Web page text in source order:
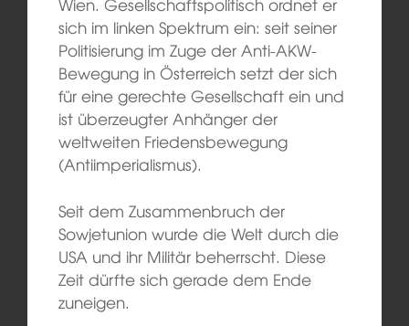
sich im linken Spektrum ein: seit seiner
Politisierung im Zuge der Anti-AKW-
Bewegung in Österreich setzt der sich
für eine gerechte Gesellschaft ein und
ist überzeugter Anhänger der
weltweiten Friedensbewegung
(Antiimperialismus).
Seit dem Zusammenbruch der
Sowjetunion wurde die Welt durch die
USA und ihr Militär beherrscht. Diese
Zeit dürfte sich gerade dem Ende
zuneigen.